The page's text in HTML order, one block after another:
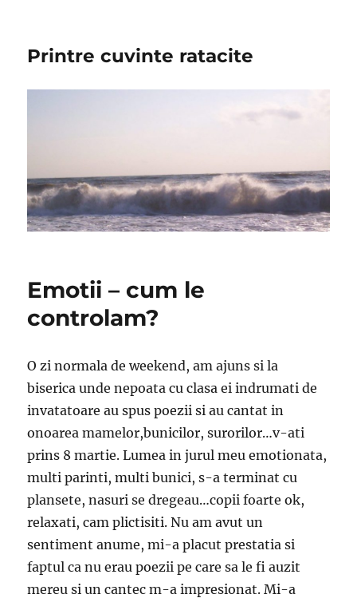
Printre cuvinte ratacite
Emotii – cum le
controlam?
O zi normala de weekend, am ajuns si la
biserica unde nepoata cu clasa ei indrumati de
invatatoare au spus poezii si au cantat in
onoarea mamelor,bunicilor, surorilor…v-ati
prins 8 martie. Lumea in jurul meu emotionata,
multi parinti, multi bunici, s-a terminat cu
plansete, nasuri se dregeau…copii foarte ok,
relaxati, cam plictisiti. Nu am avut un
sentiment anume, mi-a placut prestatia si
faptul ca nu erau poezii pe care sa le fi auzit
mereu si un cantec m-a impresionat. Mi-a